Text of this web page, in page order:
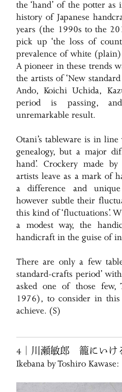
the ‘hand’ of the potter
history of Japanese
years (the 1990s to the
pick up ‘the loss of
prevalence of white (plain)
A pioneer in these trends
the artists of ‘New
Ando, Koichi Uchida,
period is passing,
unremarkable result.
Otani’s tableware is in line
genealogy, but a major
hand’. Crockery made
artists leave as a mark of
a difference and
however subtle their
this kind of ‘fluctuations’.
a modest way, the
handicraft in the guise of
There are only a few
standard-crafts period’
asked one of those few,
1976), to consider in
achieve. (S)
4｜川瀬敏郎 籠にいけ
Ikebana by Toshiro